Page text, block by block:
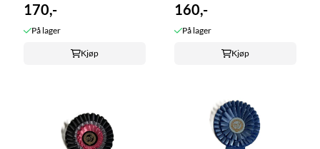
170,-
På lager
Kjøp
160,-
På lager
Kjøp